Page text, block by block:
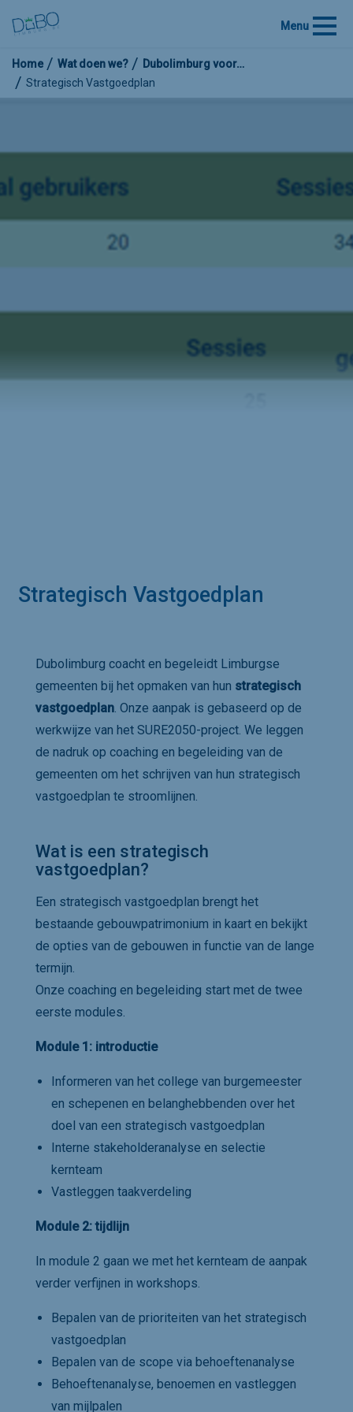
Menu
Home Wat doen we?
Dubolimburg voor…
Strategisch Vastgoedplan
Strategisch Vastgoedplan
Dubolimburg coacht en begeleidt Limburgse
gemeenten bij het opmaken van hun strategisch
vastgoedplan. Onze aanpak is gebaseerd op de
werkwijze van het SURE2050-project. We leggen
de nadruk op coaching en begeleiding van de
gemeenten om het schrijven van hun strategisch
vastgoedplan te stroomlijnen.
Wat is een strategisch
vastgoedplan?
Een strategisch vastgoedplan brengt het
bestaande gebouwpatrimonium in kaart en bekijkt
de opties van de gebouwen in functie van de lange
termijn.
Onze coaching en begeleiding start met de twee
eerste modules.
Module 1: introductie
Informeren van het college van burgemeester
en schepenen en belanghebbenden over het
doel van een strategisch vastgoedplan
Interne stakeholderanalyse en selectie
kernteam
Vastleggen taakverdeling
Module 2: tijdlijn
In module 2 gaan we met het kernteam de aanpak
verder verfijnen in workshops.
Bepalen van de prioriteiten van het strategisch
vastgoedplan
Bepalen van de scope via behoeftenanalyse
Behoeftenanalyse, benoemen en vastleggen
van mijlpalen